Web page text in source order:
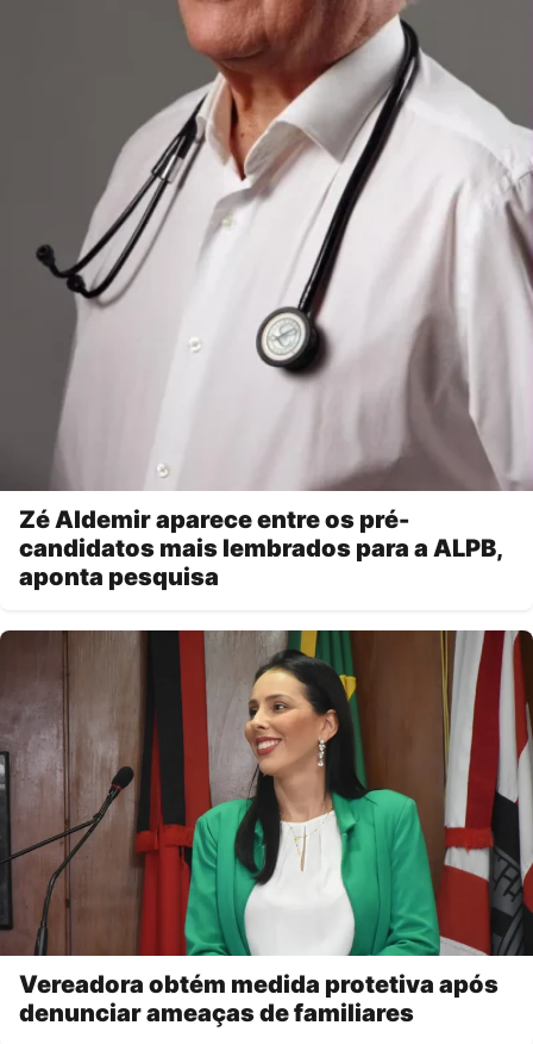
Zé Aldemir aparece entre os pré-
candidatos mais lembrados para a ALPB,
aponta pesquisa
Vereadora obtém medida protetiva após
denunciar ameaças de familiares